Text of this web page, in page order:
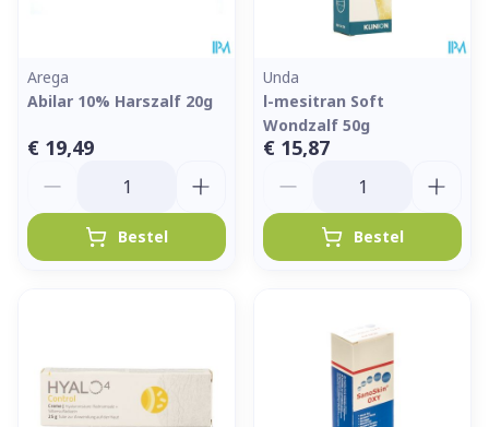
Arega
Abilar 10% Harszalf 20g
€ 19,49
Bestel
Unda
l-mesitran Soft
Wondzalf 50g
€ 15,87
Bestel